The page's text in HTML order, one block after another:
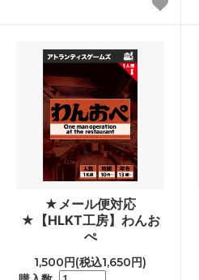
★メール便対応
★【HLKT工房】わんお
ぺ
1,500円(税込1,650円)